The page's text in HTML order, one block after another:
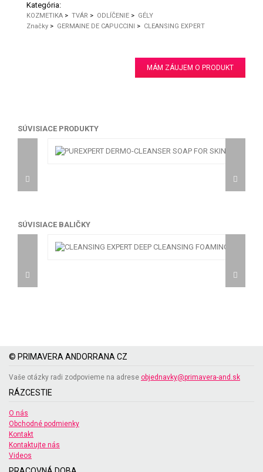
Kategória:
KOZMETIKA > TVÁR > ODLÍČENIE > GÉLY
Značky > GERMAINE DE CAPUCCINI > CLEANSING EXPERT
MÁM ZÁUJEM O PRODUKT
SÚVISIACE PRODUKTY
SÚVISIACE BALIČKY
© PRIMAVERA ANDORRANA CZ
Vaše otázky radi zodpovieme na adrese objednavky@primavera-and.sk
RÁZCESTIE
O nás
Obchodné podmienky
Kontakt
Kontaktujte nás
Videos